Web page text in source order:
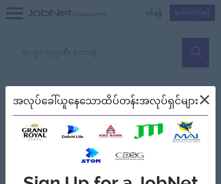
၀င်ရန် မှတ်ပုံတင်ရန်
သော အလုပ်မရှိသေးပါ။
စစ်ရန် စဉ်၍ကြည့်မည်
အလုပ်ခေါ်ယူနေသောထိပ်တန်းအလုပ်ရှင်များ×